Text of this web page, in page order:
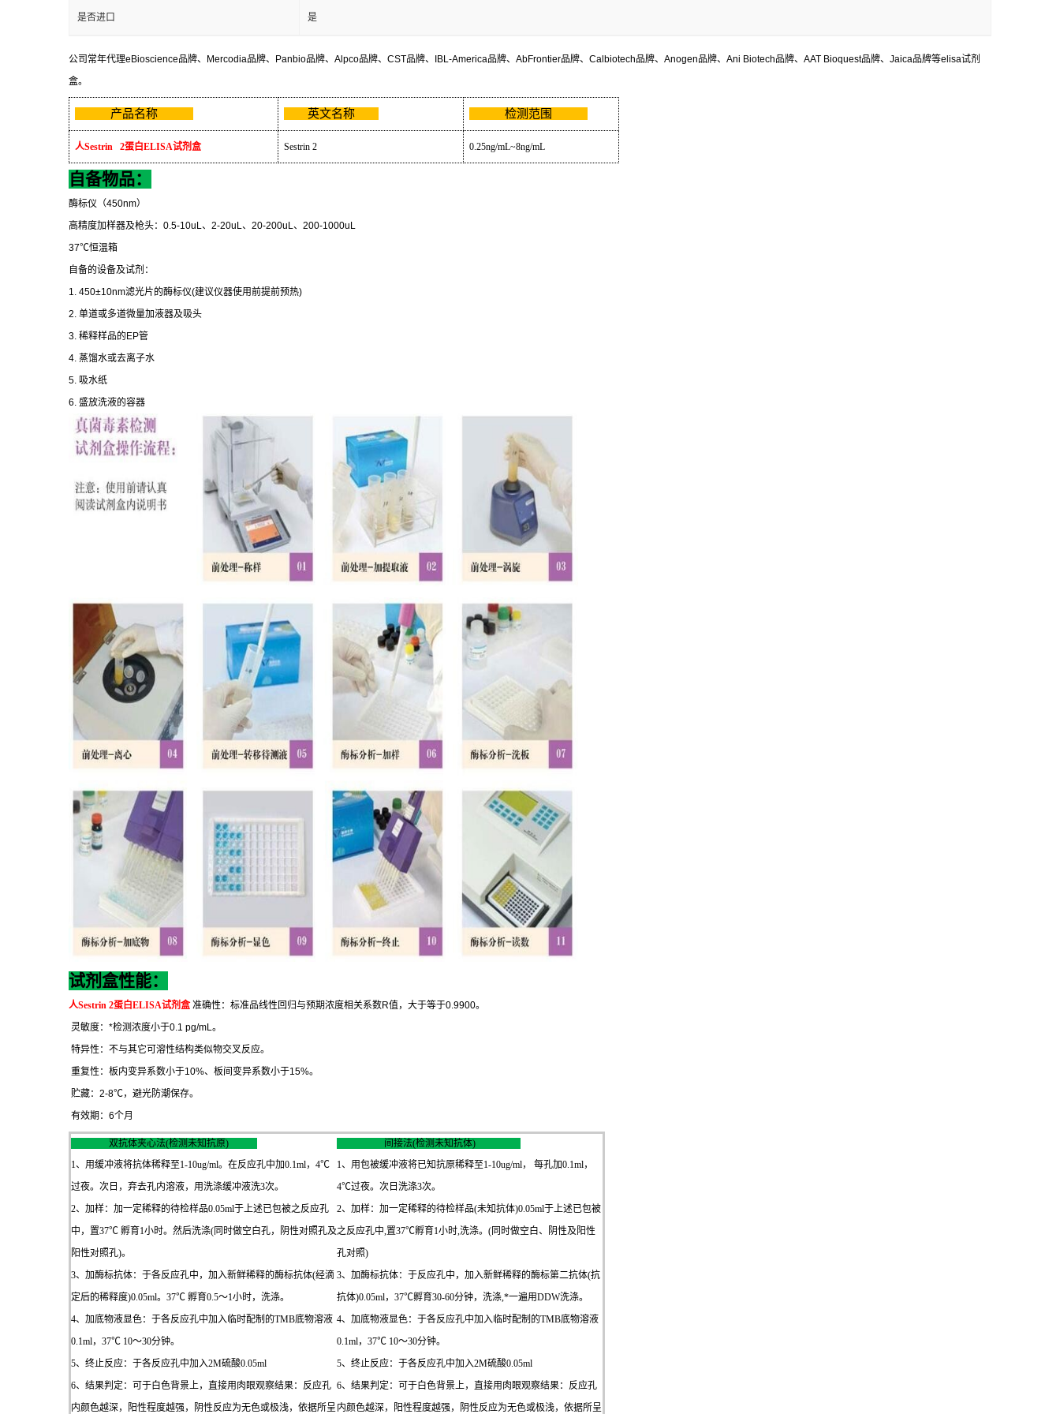
是否进口 是
公司常年代理eBioscience品牌、 Mercodia品牌、 Panbio品牌、 Alpco品牌、 CST品牌、 IBL-America品牌、 AbFrontier品牌、 Calbiotech品牌、 Anogen品牌、 Ani Biotech品牌、 AAT Bioquest品牌、 Jaica品牌等elisa试剂
盒。
产品名称 英文名称 检测范围
人Sestrin 2蛋白ELISA试剂盒 Sestrin 2 0.25ng/mL~8ng/mL
自备物品：
酶标仪（450nm）
高精度加样器及枪头： 0.5-10uL 、 2-20uL 、 20-200uL 、 200-1000uL
37℃恒温箱
自备的设备及试剂：
1. 450±10nm滤光片的酶标仪(建议仪器使用前提前预热)
2. 单道或多道微量加液器及吸头
3. 稀释样品的EP管
4. 蒸馏水或去离子水
5. 吸水纸
6. 盛放洗液的容器
试剂盒性能：
人Sestrin 2蛋白ELISA试剂盒 准确性：标准品线性回归与预期浓度相关系数R值，大于等于0.9900。
灵敏度： *检测浓度小于0.1 pg/mL 。
特异性：不与其它可溶性结构类似物交叉反应。
重复性：板内变异系数小于10%、板间变异系数小于15%。
贮藏： 2-8℃，避光防潮保存。
有效期： 6个月
双抗体夹心法(检测未知抗原)
间接法(检测未知抗体)
1、用缓冲液将抗体稀释至1-10ug/ml。在反应孔中加0.1ml，4℃
过夜。次日，弃去孔内溶液，用洗涤缓冲液洗3次。
2、加样：加一定稀释的待检样品0.05ml于上述已包被之反应孔
中，置37℃ 孵育1小时。然后洗涤(同时做空白孔，阴性对照孔及
阳性对照孔)。
3、加酶标抗体：于各反应孔中，加入新鲜稀释的酶标抗体(经滴
定后的稀释度)0.05ml。37℃ 孵育0.5～1小时，洗涤。
4、加底物液显色：于各反应孔中加入临时配制的TMB底物溶液
0.1ml，37℃ 10～30分钟。
5、终止反应：于各反应孔中加入2M硫酸0.05ml
6、结果判定：可于白色背景上，直接用肉眼观察结果：反应孔
内颜色越深，阳性程度越强，阴性反应为无色或极浅，依据所呈
1、用包被缓冲液将已知抗原稀释至1-10ug/ml， 每孔加0.1ml，
4℃过夜。次日洗涤3次。
2、加样：加一定稀释的待检样品(未知抗体)0.05ml于上述已包被
之反应孔中,置37℃孵育1小时,洗涤。(同时做空白、阴性及阳性
孔对照)
3、加酶标抗体：于反应孔中，加入新鲜稀释的酶标第二抗体(抗
抗体)0.05ml，37℃孵育30-60分钟，洗涤,*一遍用DDW洗涤。
4、加底物液显色：于各反应孔中加入临时配制的TMB底物溶液
0.1ml，37℃ 10～30分钟。
5、终止反应：于各反应孔中加入2M硫酸0.05ml
6、结果判定：可于白色背景上，直接用肉眼观察结果：反应孔
内颜色越深，阳性程度越强，阴性反应为无色或极浅，依据所呈